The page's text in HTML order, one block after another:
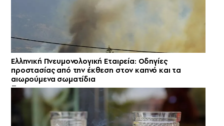
Ελληνική Πνευμονολογική Εταιρεία: Οδηγίες
προστασίας από την έκθεση στον καπνό και τα
αιωρούμενα σωματίδια